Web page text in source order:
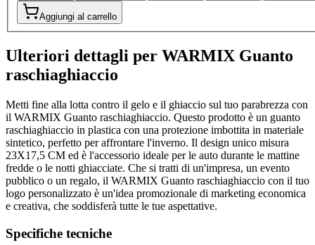
Aggiungi al carrello
Ulteriori dettagli per WARMIX Guanto
raschiaghiaccio
Metti fine alla lotta contro il gelo e il ghiaccio sul tuo parabrezza con
il WARMIX Guanto raschiaghiaccio. Questo prodotto è un guanto
raschiaghiaccio in plastica con una protezione imbottita in materiale
sintetico, perfetto per affrontare l'inverno. Il design unico misura
23X17,5 CM ed è l'accessorio ideale per le auto durante le mattine
fredde o le notti ghiacciate. Che si tratti di un'impresa, un evento
pubblico o un regalo, il WARMIX Guanto raschiaghiaccio con il tuo
logo personalizzato è un'idea promozionale di marketing economica
e creativa, che soddisferà tutte le tue aspettative.
Specifiche tecniche